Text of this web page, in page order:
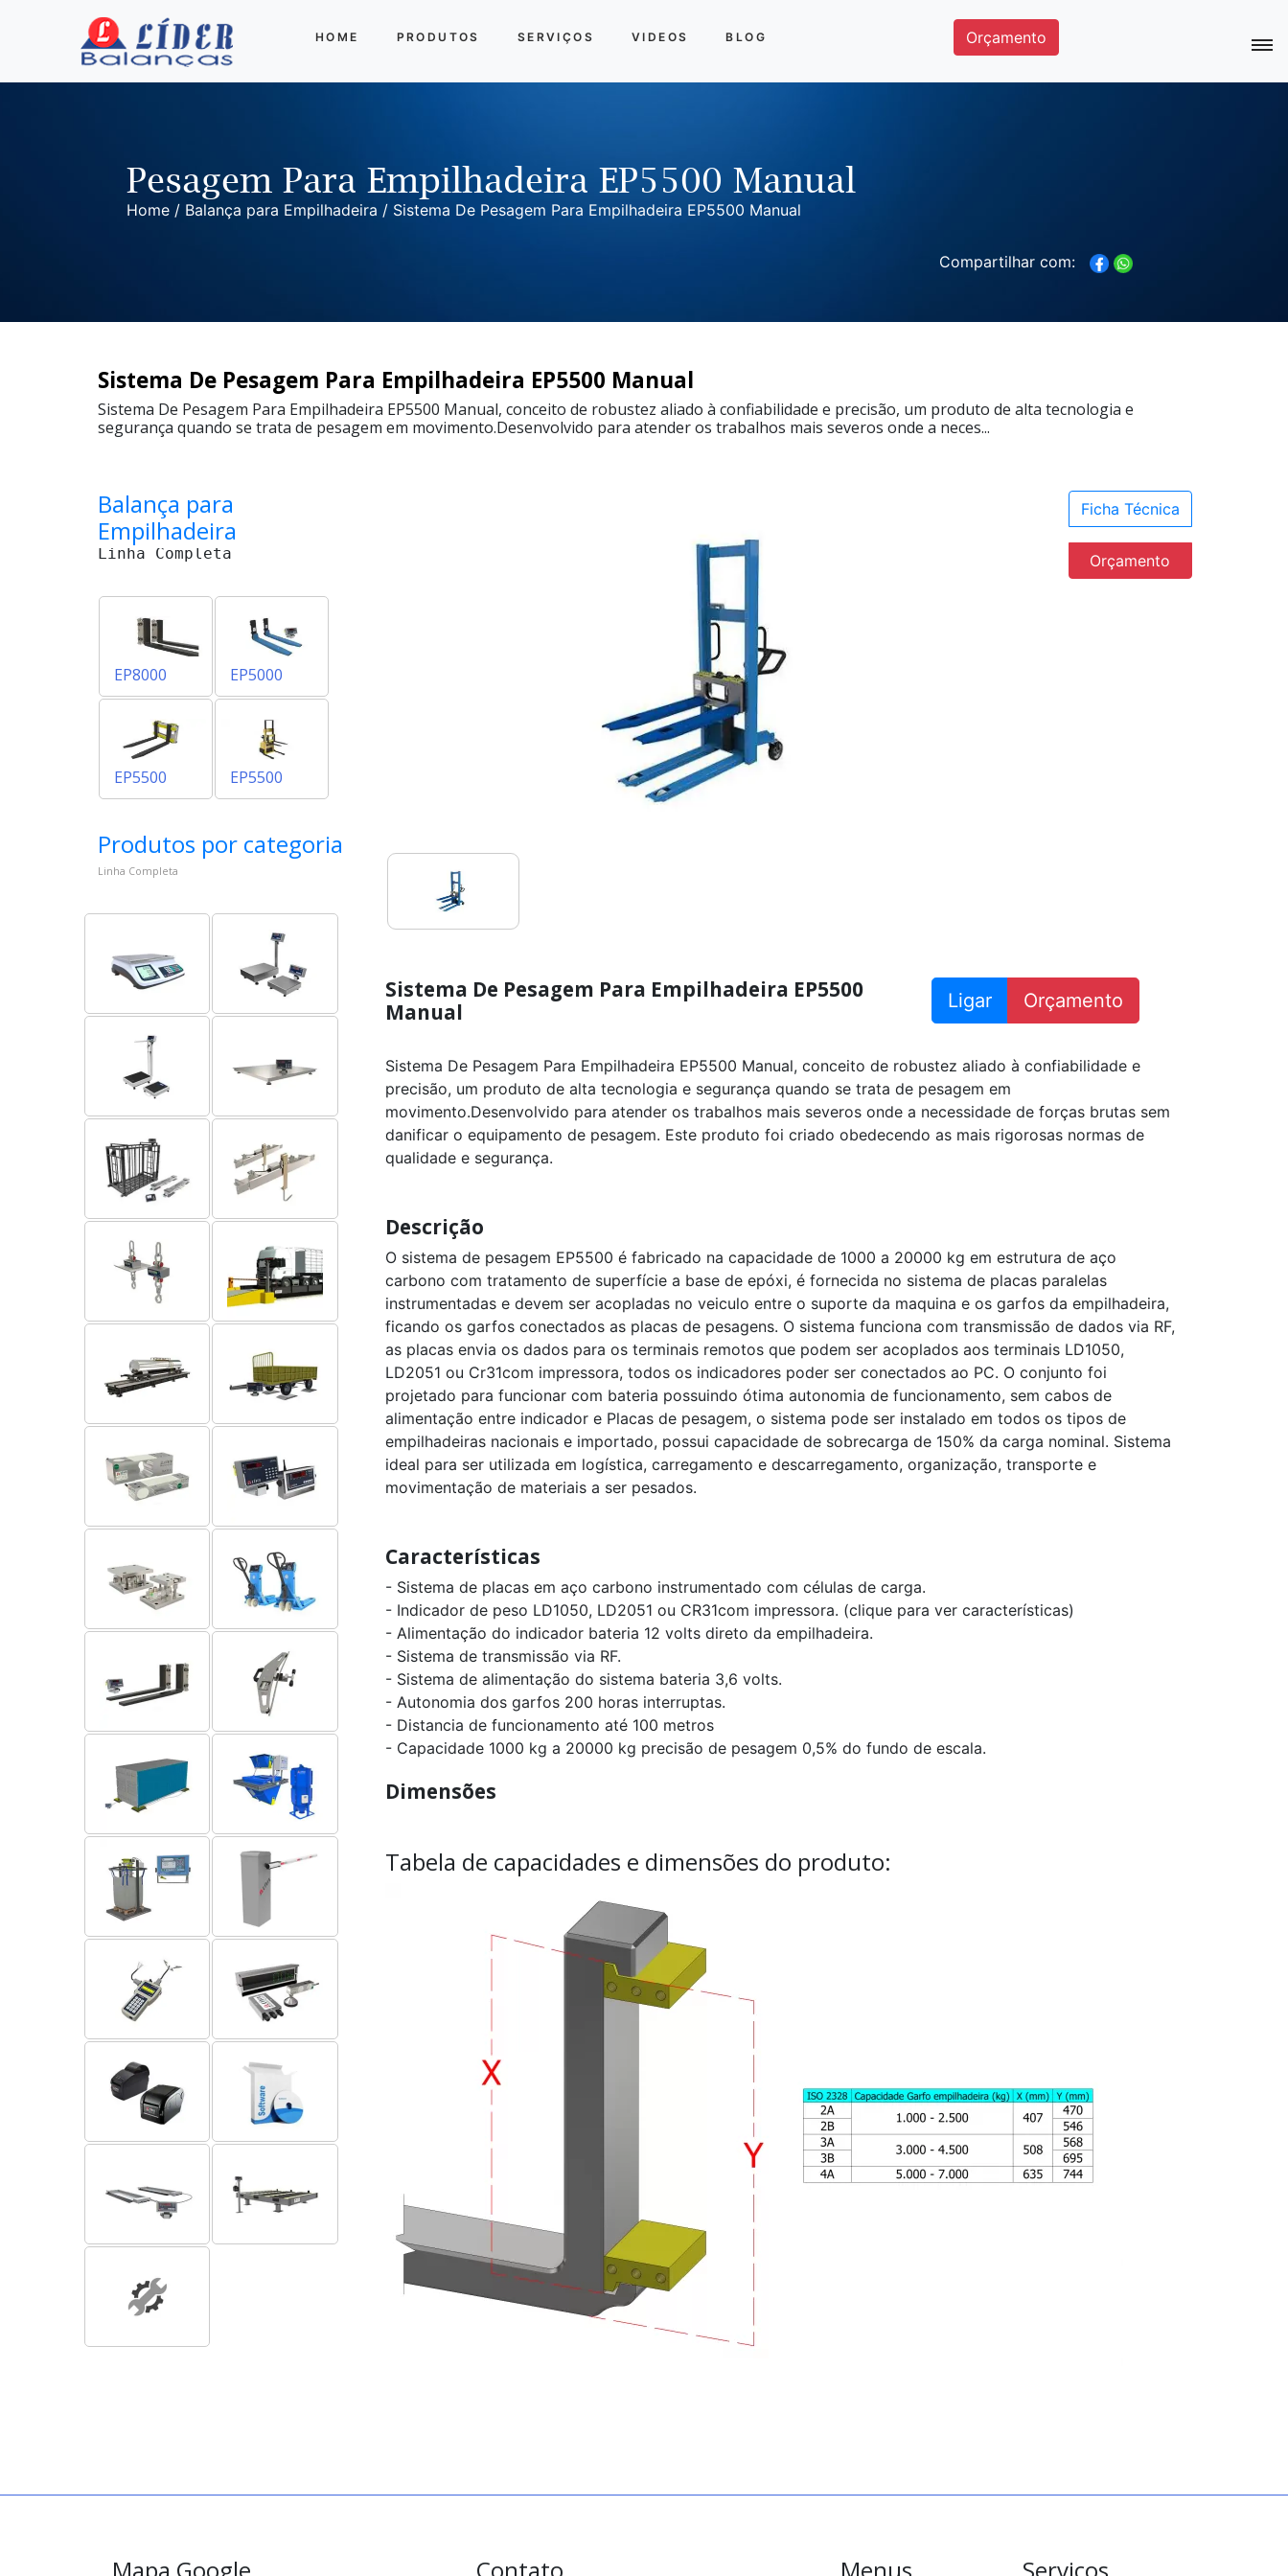
HOME PRODUTOS SERVIÇOS VIDEOS BLOG Orçamento
Pesagem Para Empilhadeira EP5500 Manual
Home / Balança para Empilhadeira / Sistema De Pesagem Para Empilhadeira EP5500 Manual
Compartilhar com:
Sistema De Pesagem Para Empilhadeira EP5500 Manual
Sistema De Pesagem Para Empilhadeira EP5500 Manual, conceito de robustez aliado à confiabilidade e precisão, um produto de alta tecnologia e
segurança quando se trata de pesagem em movimento.Desenvolvido para atender os trabalhos mais severos onde a neces...
Balança para
Empilhadeira
Linha Completa
EP8000 EP5000
EP5500 EP5500
Produtos por categoria
Linha Completa
Ficha Técnica
Orçamento
Sistema De Pesagem Para Empilhadeira EP5500
Manual
Ligar Orçamento
Sistema De Pesagem Para Empilhadeira EP5500 Manual, conceito de robustez aliado à confiabilidade e
precisão, um produto de alta tecnologia e segurança quando se trata de pesagem em
movimento.Desenvolvido para atender os trabalhos mais severos onde a necessidade de forças brutas sem
danificar o equipamento de pesagem. Este produto foi criado obedecendo as mais rigorosas normas de
qualidade e segurança.
Descrição
O sistema de pesagem EP5500 é fabricado na capacidade de 1000 a 20000 kg em estrutura de aço
carbono com tratamento de superfície a base de epóxi, é fornecida no sistema de placas paralelas
instrumentadas e devem ser acopladas no veiculo entre o suporte da maquina e os garfos da empilhadeira,
ficando os garfos conectados as placas de pesagens. O sistema funciona com transmissão de dados via RF,
as placas envia os dados para os terminais remotos que podem ser acoplados aos terminais LD1050,
LD2051 ou Cr31com impressora, todos os indicadores poder ser conectados ao PC. O conjunto foi
projetado para funcionar com bateria possuindo ótima autonomia de funcionamento, sem cabos de
alimentação entre indicador e Placas de pesagem, o sistema pode ser instalado em todos os tipos de
empilhadeiras nacionais e importado, possui capacidade de sobrecarga de 150% da carga nominal. Sistema
ideal para ser utilizada em logística, carregamento e descarregamento, organização, transporte e
movimentação de materiais a ser pesados.
Características
- Sistema de placas em aço carbono instrumentado com células de carga.
- Indicador de peso LD1050, LD2051 ou CR31com impressora. (clique para ver características)
- Alimentação do indicador bateria 12 volts direto da empilhadeira.
- Sistema de transmissão via RF.
- Sistema de alimentação do sistema bateria 3,6 volts.
- Autonomia dos garfos 200 horas interruptas.
- Distancia de funcionamento até 100 metros
- Capacidade 1000 kg a 20000 kg precisão de pesagem 0,5% do fundo de escala.
Dimensões
Tabela de capacidades e dimensões do produto:
Mapa Google Contato Menus Serviços
Pesagem
Empilhadeira